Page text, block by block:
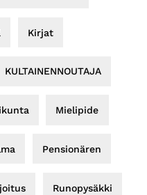
Kirjat
KULTAINENNOUTAJA
Mielipide
Pensionären
Runopysäkki